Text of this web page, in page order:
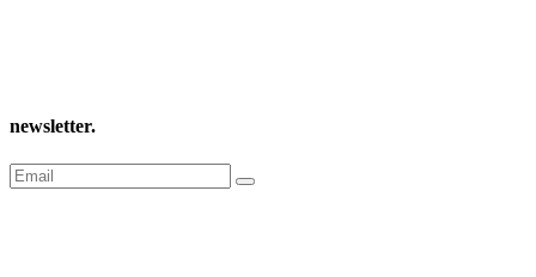
newsletter.